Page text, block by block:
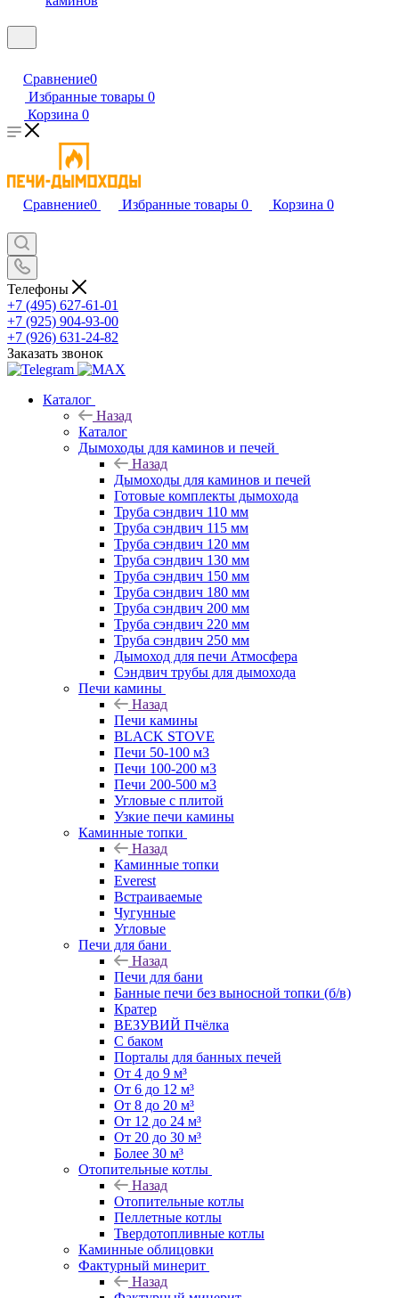
Сравнение0
Избранные товары 0
Корзина 0
Сравнение0 Избранные товары 0 Корзина 0
Телефоны
+7 (495) 627-61-01
+7 (925) 904-93-00
+7 (926) 631-24-82
Заказать звонок
Каталог
Назад
Каталог
Дымоходы для каминов и печей
Назад
Дымоходы для каминов и печей
Готовые комплекты дымохода
Труба сэндвич 110 мм
Труба сэндвич 115 мм
Труба сэндвич 120 мм
Труба сэндвич 130 мм
Труба сэндвич 150 мм
Труба сэндвич 180 мм
Труба сэндвич 200 мм
Труба сэндвич 220 мм
Труба сэндвич 250 мм
Дымоход для печи Атмосфера
Сэндвич трубы для дымохода
Печи камины
Назад
Печи камины
BLACK STOVE
Печи 50-100 м3
Печи 100-200 м3
Печи 200-500 м3
Угловые с плитой
Узкие печи камины
Каминные топки
Назад
Каминные топки
Everest
Встраиваемые
Чугунные
Угловые
Печи для бани
Назад
Печи для бани
Банные печи без выносной топки (б/в)
Кратер
ВЕЗУВИЙ Пчёлка
С баком
Порталы для банных печей
От 4 до 9 м³
От 6 до 12 м³
От 8 до 20 м³
От 12 до 24 м³
От 20 до 30 м³
Более 30 м³
Отопительные котлы
Назад
Отопительные котлы
Пеллетные котлы
Твердотопливные котлы
Каминные облицовки
Фактурный минерит
Назад